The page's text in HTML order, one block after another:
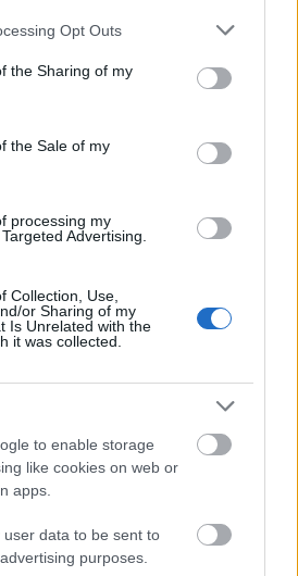
app uses one or more Google
usage behaviour. You may click to
Google and its third-party tags to
specified purposes in below Google
Opt Outs
the Sharing of my
the Sale of my
processing my
Advertising.
Collection, Use,
or Sharing of my
Is Unrelated with the
it was collected.
to enable storage
like cookies on web or
apps.
user data to be sent to
purposes.